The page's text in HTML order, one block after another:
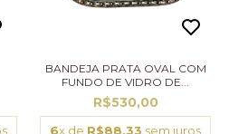
BANDEJA PRATA OVAL COM
FUNDO DE VIDRO DE...
R$530,00
6x de R$88,33 sem juros